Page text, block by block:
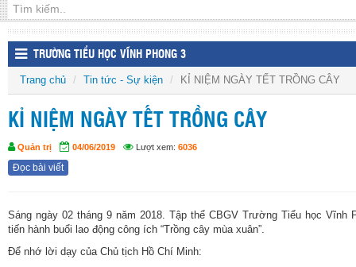
TRƯỜNG TIỂU HỌC VĨNH PHONG 3
Trang chủ Tin tức - Sự kiện KỈ NIỆM NGÀY TẾT TRỒNG CÂY
KỈ NIỆM NGÀY TẾT TRỒNG CÂY
Quản trị 04/06/2019 Lượt xem: 6036
Đọc bài viết
Sáng ngày 02 tháng 9 năm 2018. Tập thể CBGV Trường Tiểu học Vĩnh
tiến hành buổi lao động công ích “Trồng cây mùa xuân”.
Để nhớ lời dạy của Chủ tịch Hồ Chí Minh: